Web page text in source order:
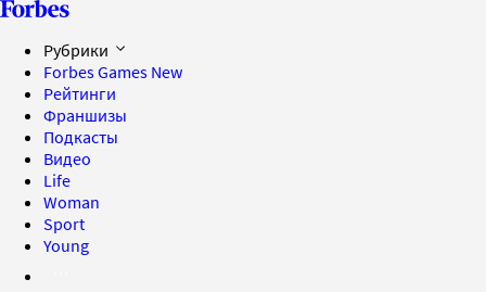
Рубрики
Forbes Games New
Рейтинги
Франшизы
Подкасты
Видео
Life
Woman
Sport
Young